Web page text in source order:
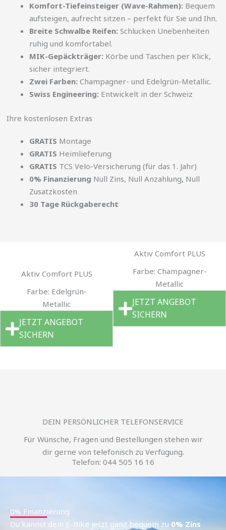
Komfort-Tiefeinsteiger (Wave-Rahmen): Bequem
aufsteigen, aufrecht sitzen – perfekt für Sie und Ihn.
Breite Schwalbe Reifen: Schlucken Unebenheiten
ruhig und komfortabel.
MIK-Gepäckträger: Körbe und Taschen per Klick,
sicher integriert.
Zwei Farben: Champagner- und Edelgrün-Metallic.
Swiss Engineering: Entwickelt in der Schweiz
Ihre kostenlosen Extras
GRATIS Montage
GRATIS Heimlieferung
GRATIS TCS Velo-Versicherung (für das 1. Jahr)
0% Finanzierung Null Zins, Null Anzahlung, Null
Zusatzkosten
30 Tage Rückgaberecht
Aktiv Comfort PLUS
Farbe: Edelgrün-
Metallic
JETZT ANGEBOT
SICHERN
Aktiv Comfort PLUS
Farbe: Champagner-
Metallic
JETZT ANGEBOT
SICHERN
DEIN PERSÖNLICHER TELEFONSERVICE
Für Wünsche, Fragen und Bestellungen stehen wir
dir gerne von telefonisch zu Verfügung.
Telefon: 044 505 16 16
0% Finanzierung
Du kannst dein E-Bike jetzt ganz bequem zu 0% Zins